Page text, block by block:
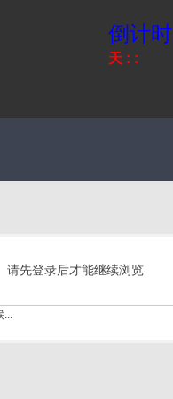
倒计时
天 : :
请先登录后才能继续浏览
...